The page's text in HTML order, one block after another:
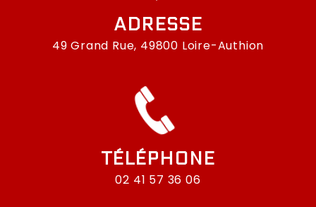
ADRESSE
49 Grand Rue, 49800 Loire-Authion
TÉLÉPHONE
02 41 57 36 06